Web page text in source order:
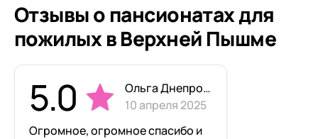
Отзывы о пансионатах для
пожилых в Верхней Пышме
5.0
Ольга Днепровская
10 апреля 2025
Огромное, огромное спасибо и